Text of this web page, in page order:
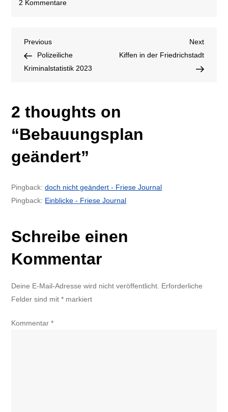
2 Kommentarezu
Beitragsnavigation
Previous
Post
Previous
Polizeiliche
Kriminalstatistik 2023
Next
Post
Next
Kiffen in der Friedrichstadt
2 thoughts on
“Bebauungsplan
geändert”
Pingback:doch nicht geändert - Friese Journal
Pingback: Einblicke - Friese Journal
Schreibe einen
Kommentar
Deine E-Mail-Adresse wird nicht veröffentlicht. Erforderliche
Felder sind mit* markiert
Kommentar*